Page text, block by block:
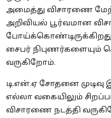
அமைத்து விசாரணை
அறிவியல் பூர்வமான
சைபர் நிபுணர்களையும்
வருகிறோம்.
டி.என்.ஏ சோதனை
எல்லா வகையிலும்
விசாரணை நடத்தி